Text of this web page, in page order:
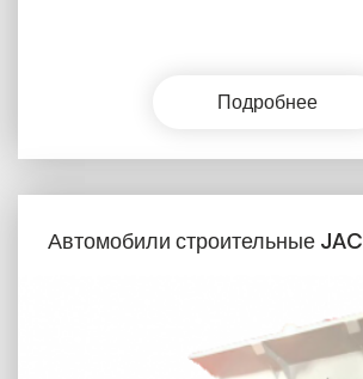
Подробнее
Автомобили строительные JAC